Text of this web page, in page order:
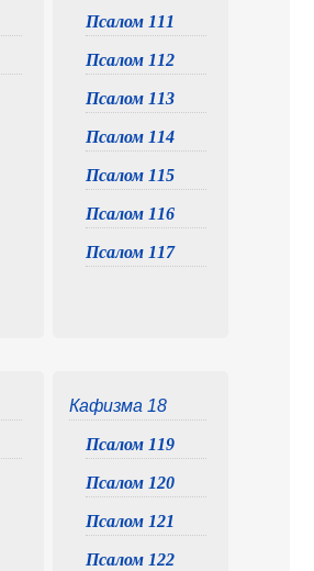
Псалом 111
Псалом 112
Псалом 113
Псалом 114
Псалом 115
Псалом 116
Псалом 117
Кафизма 18
Псалом 119
Псалом 120
Псалом 121
Псалом 122